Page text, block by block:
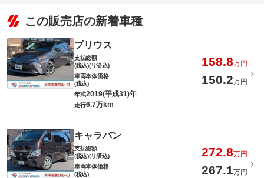
この販売店の新着車種
プリウス
支払総額
(税込)(リ済込)
158.8万円
車両本体価格
(税込)
150.2万円
年式2019(平成31)年
走行6.7万km
キャラバン
支払総額
(税込)(リ済込)
272.8万円
車両本体価格
(税込)
267.1万円